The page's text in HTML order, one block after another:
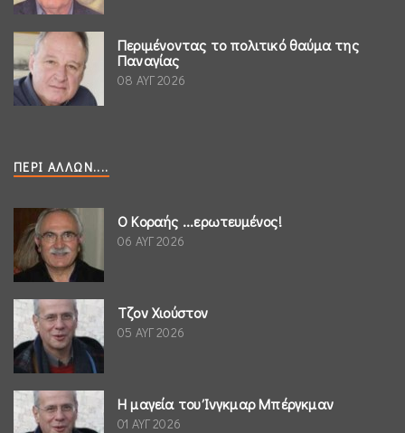
Περιμένοντας το πολιτικό θαύμα της
Παναγίας
08 ΑΥΓ 2026
ΠΕΡΊ ΆΛΛΩΝ....
Ο Κοραής ...ερωτευμένος!
06 ΑΥΓ 2026
Τζον Χιούστον
05 ΑΥΓ 2026
Η μαγεία του Ίνγκμαρ Μπέργκμαν
01 ΑΥΓ 2026